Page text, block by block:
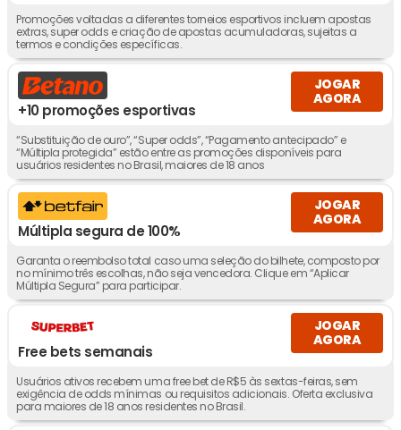
Promoções voltadas a diferentes torneios esportivos incluem apostas
extras, super odds e criação de apostas acumuladoras, sujeitas a
termos e condições específicas.
+10 promoções esportivas
JOGAR
AGORA
“Substituição de ouro”, “Super odds”, “Pagamento antecipado” e
“Múltipla protegida” estão entre as promoções disponíveis para
usuários residentes no Brasil, maiores de 18 anos
Múltipla segura de 100%
JOGAR
AGORA
Garanta o reembolso total caso uma seleção do bilhete, composto por
no mínimo três escolhas, não seja vencedora. Clique em “Aplicar
Múltipla Segura” para participar.
Free bets semanais
JOGAR
AGORA
Usuários ativos recebem uma free bet de R$5 às sextas-feiras, sem
exigência de odds mínimas ou requisitos adicionais. Oferta exclusiva
para maiores de 18 anos residentes no Brasil.